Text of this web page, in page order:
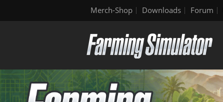
Merch-Shop Downloads Forum